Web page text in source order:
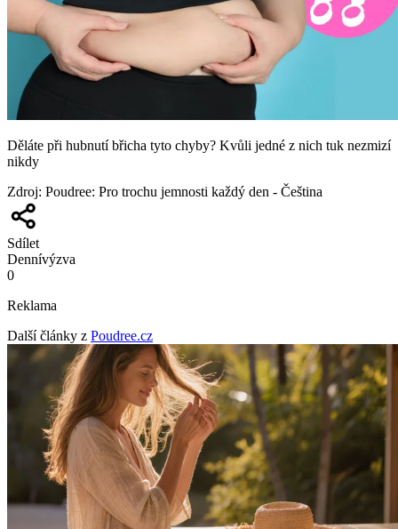
Děláte při hubnutí břicha tyto chyby? Kvůli jedné z nich tuk nezmizí
nikdy
Zdroj: Poudree: Pro trochu jemnosti každý den - Čeština
Sdílet
Dennívýzva
0
Reklama
Další články z Poudree.cz